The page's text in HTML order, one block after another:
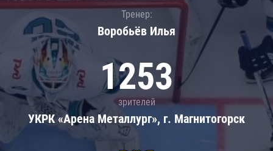
Тренер:
Воробьёв Илья
1253
зрителей
УКРК «Арена Металлург», г. Магнитогорск